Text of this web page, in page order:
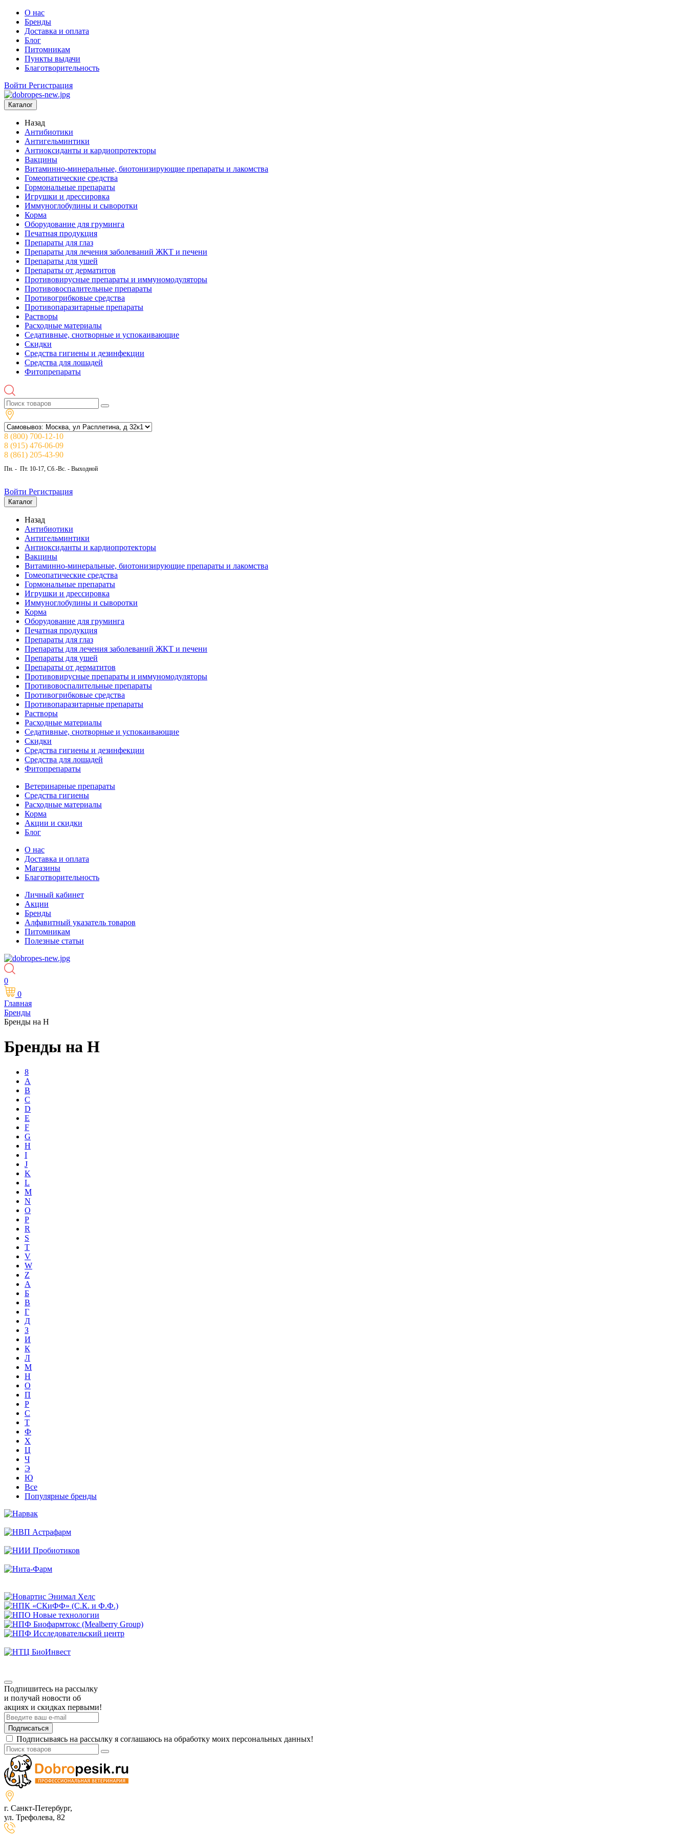
О нас
Бренды
Доставка и оплата
Блог
Питомникам
Пункты выдачи
Благотворительность
Войти Регистрация
Каталог
Назад
Антибиотики
Антигельминтики
Антиоксиданты и кардиопротекторы
Вакцины
Витаминно-минеральные, биотонизирующие препараты и лакомства
Гомеопатические средства
Гормональные препараты
Игрушки и дрессировка
Иммуноглобулины и сыворотки
Корма
Оборудование для груминга
Печатная продукция
Препараты для глаз
Препараты для лечения заболеваний ЖКТ и печени
Препараты для ушей
Препараты от дерматитов
Противовирусные препараты и иммуномодуляторы
Противовоспалительные препараты
Противогрибковые средства
Противопаразитарные препараты
Растворы
Расходные материалы
Седативные, снотворные и успокаивающие
Скидки
Средства гигиены и дезинфекции
Средства для лошадей
Фитопрепараты
8 (800) 700-12-10
8 (915) 476-06-09
8 (861) 205-43-90
Пн. - Пт. 10-17, Сб.-Вс. - Выходной
Войти Регистрация
Каталог
Назад
Антибиотики
Антигельминтики
Антиоксиданты и кардиопротекторы
Вакцины
Витаминно-минеральные, биотонизирующие препараты и лакомства
Гомеопатические средства
Гормональные препараты
Игрушки и дрессировка
Иммуноглобулины и сыворотки
Корма
Оборудование для груминга
Печатная продукция
Препараты для глаз
Препараты для лечения заболеваний ЖКТ и печени
Препараты для ушей
Препараты от дерматитов
Противовирусные препараты и иммуномодуляторы
Противовоспалительные препараты
Противогрибковые средства
Противопаразитарные препараты
Растворы
Расходные материалы
Седативные, снотворные и успокаивающие
Скидки
Средства гигиены и дезинфекции
Средства для лошадей
Фитопрепараты
Ветeринарные препараты
Средства гигиены
Расходные материалы
Корма
Акции и скидки
Блог
О нас
Доставка и оплата
Магазины
Благотворительность
Личный кабинет
Акции
Бренды
Алфавитный указатель товаров
Питомникам
Полезные статьи
0
0
Главная
Бренды
Бренды на Н
Бренды на Н
8
A
B
C
D
E
F
G
H
I
J
K
L
M
N
O
P
R
S
T
V
W
Z
А
Б
В
Г
Д
З
И
К
Л
М
Н
О
П
Р
С
Т
Ф
Х
Ц
Ч
Э
Ю
Все
Популярные бренды
Подпишитесь на рассылку
и получай новости об
акциях и скидках первыми!
Подписаться
Подписываясь на рассылку я соглашаюсь на обработку моих персональных данных!
г. Санкт-Петербург,
ул. Трефолева, 82